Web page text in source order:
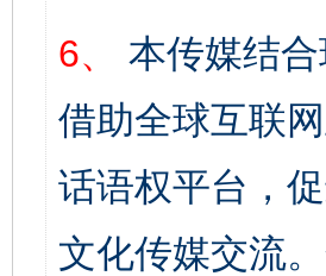
6、
本传媒结
借助全球互联
话语权平台，
文化传媒交流